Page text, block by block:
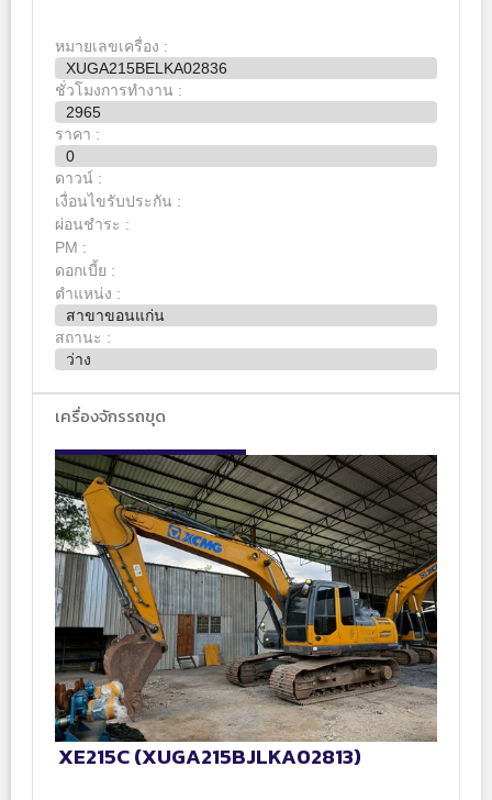
หมายเลขเครื่อง :
XUGA215BELKA02836
ชั่วโมงการทำงาน :
2965
ราคา :
0
ดาวน์ :
เงื่อนไขรับประกัน :
ผ่อนชำระ :
PM :
ดอกเบี้ย :
ตำแหน่ง :
สาขาขอนแก่น
สถานะ :
ว่าง
เครื่องจักรรถขุด
XE215C (XUGA215BJLKA02813)